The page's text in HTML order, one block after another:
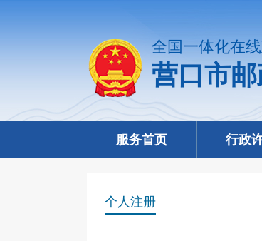
全国一体化在
营口市
服务首页 行政
个人注册